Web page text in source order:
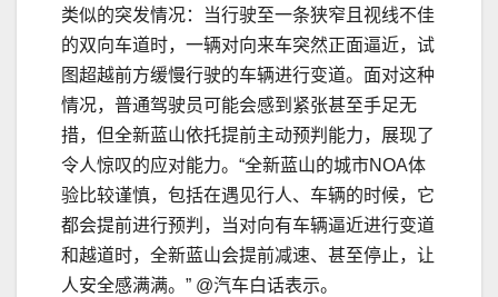
类似的突发情况：当行驶至一条狭窄且视线不佳
的双向车道时，一辆对向来车突然正面逼近，试
图超越前方缓慢行驶的车辆进行变道。面对这种
情况，普通驾驶员可能会感到紧张甚至手足无
措，但全新蓝山依托提前主动预判能力，展现了
令人惊叹的应对能力。“全新蓝山的城市NOA体
验比较谨慎，包括在遇见行人、车辆的时候，它
都会提前进行预判，当对向有车辆逼近进行变道
和越道时，全新蓝山会提前减速、甚至停止，让
人安全感满满。” @汽车白话表示。